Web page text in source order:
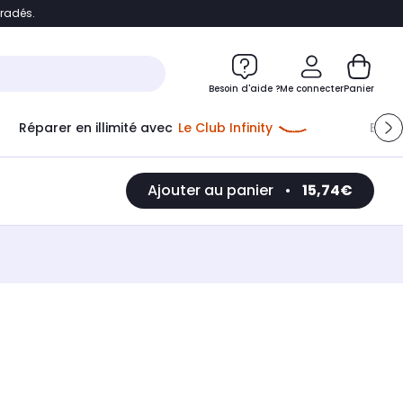
Accéder directement au chatbot
Besoin d'aide ?Me connecterPanier
Réparer en illimité avec Le Club Infinity
Ajouter au panier • 15,74€